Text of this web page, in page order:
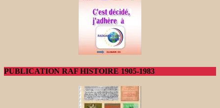
PUBLICATION RAF HISTOIRE 1905-1983